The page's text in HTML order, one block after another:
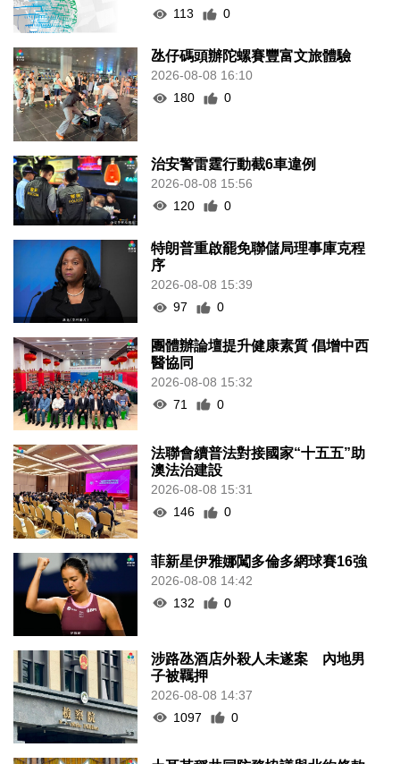
113
0
氹仔碼頭辦陀螺賽豐富文旅體驗
2026-08-08 16:10
180
0
治安警雷霆行動截6車違例
2026-08-08 15:56
120
0
特朗普重啟罷免聯儲局理事庫克程
序
2026-08-08 15:39
97
0
團體辦論壇提升健康素質 倡增中西
醫協同
2026-08-08 15:32
71
0
法聯會續普法對接國家“十五五”助
澳法治建設
2026-08-08 15:31
146
0
菲新星伊雅娜闖多倫多網球賽16強
2026-08-08 14:42
132
0
涉路氹酒店外殺人未遂案 內地男
子被羈押
2026-08-08 14:37
1097
0